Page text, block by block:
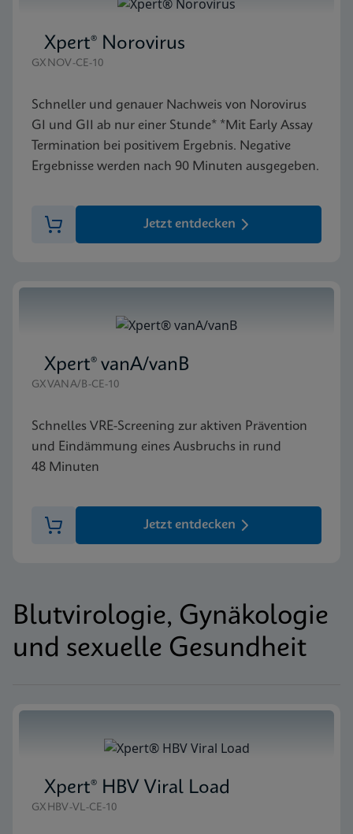
Xpert® Norovirus
GXNOV-CE-10
Schneller und genauer Nachweis von Norovirus
GI und GII ab nur einer Stunde* *Mit Early Assay
Termination bei positivem Ergebnis. Negative
Ergebnisse werden nach 90 Minuten ausgegeben.
Jetzt entdecken
Xpert® vanA/vanB
GXVANA/B-CE-10
Schnelles VRE-Screening zur aktiven Prävention
und Eindämmung eines Ausbruchs in rund
48 Minuten
Jetzt entdecken
Blutvirologie, Gynäkologie
und sexuelle Gesundheit
Xpert® HBV Viral Load
GXHBV-VL-CE-10